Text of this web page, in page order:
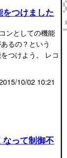
つけました
ンとしての機能
るの？という
つけよう。 レコ
10/02 10:21
って制御不